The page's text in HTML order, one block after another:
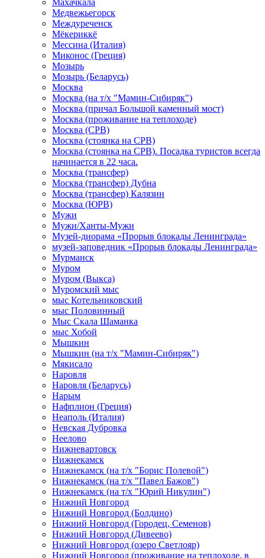
Махачкала
Медвежьегорск
Междуреченск
Мёкериккё
Мессина (Италия)
Миконос (Греция)
Мозырь
Мозырь (Беларусь)
Москва
Москва (на т/х "Мамин-Сибиряк")
Москва (причал Большой каменный мост)
Москва (проживание на теплоходе)
Москва (СРВ)
Москва (стоянка на СРВ)
Москва (стоянка на СРВ). Посадка туристов всегда
начинается в 22 часа.
Москва (трансфер)
Москва (трансфер) Дубна
Москва (трансфер) Калязин
Москва (ЮРВ)
Мужи
Мужи/Ханты-Мужи
Музей-диорама «Прорыв блокады Ленинграда»
музей-заповедник «Прорыв блокады Ленинграда»
Мурманск
Муром
Муром (Выкса)
Муромский мыс
мыс Котельниковский
мыс Половинный
Мыс Скала Шаманка
мыс Хобой
Мышкин
Мышкин (на т/х "Мамин-Сибиряк")
Мякисало
Наровля
Наровля (Беларусь)
Нарым
Нафплион (Греция)
Неаполь (Италия)
Невская Дубровка
Неелово
Нижневартовск
Нижнекамск
Нижнекамск (на т/х "Борис Полевой")
Нижнекамск (на т/х "Павел Бажов")
Нижнекамск (на т/х "Юрий Никулин")
Нижний Новгород
Нижний Новгород (Болдино)
Нижний Новгород (Городец, Семенов)
Нижний Новгород (Дивеево)
Нижний Новгород (озеро Светлояр)
Нижний Новгород (проживание на теплоходе, в